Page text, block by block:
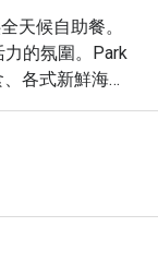
天候自助餐。
的氛圍。Park
各式新鮮海
的精緻甜品
視覺享受，營
代摩登、浪漫